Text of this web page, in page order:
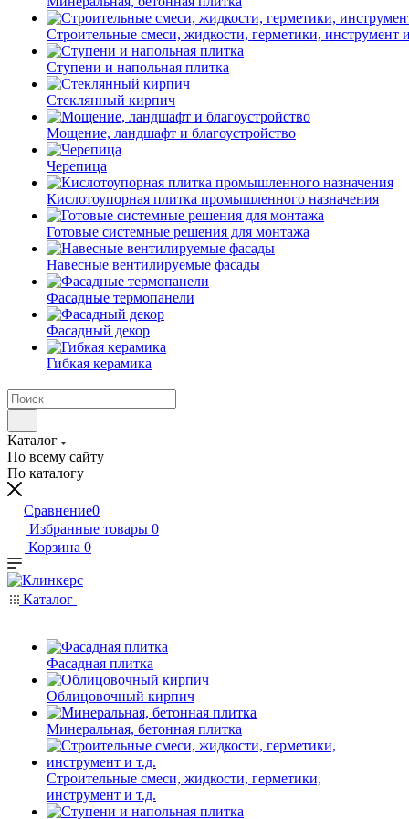
Строительные смеси, жидкости, герметики, инструмент
Ступени и напольная плитка
Cтеклянный кирпич
Мощение, ландшафт и благоустройство
Черепица
Кислотоупорная плитка промышленного назначения
Готовые системные решения для монтажа
Навесные вентилируемые фасады
Фасадные термопанели
Фасадный декор
Гибкая керамика
Каталог
По всему сайту
По каталогу
Сравнение0
Избранные товары 0
Корзина 0
Каталог
Фасадная плитка
Облицовочный кирпич
Минеральная, бетонная плитка
Строительные смеси, жидкости, герметики,
инструмент и т.д.